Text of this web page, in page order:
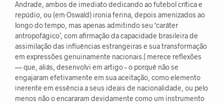
Andrade, ambos de imediato dedicando ao futebol crítica e
repúdio, ou (em Oswald) ironia ferina, depois amenizados ao
longo do tempo, mas apenas admitindo seu ‘caráter
antropofágico’, com afirmação da capacidade brasileira de
assimilação das influências estrangeiras e sua transformação
em expressões genuinamente nacionais.( merece reflexões
— que, aliás, desenvolvi em artigo – o porquê não se
engajaram efetivamente em sua aceitação, como elemento
inerente em essência a seus ideais de nacionalidade, ou pelo
menos não o encararam devidamente como um instrumento